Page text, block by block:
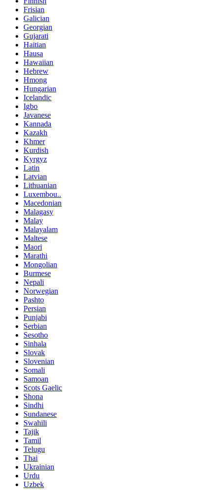
Frisian
Galician
Georgian
Gujarati
Haitian
Hausa
Hawaiian
Hebrew
Hmong
Hungarian
Icelandic
Igbo
Javanese
Kannada
Kazakh
Khmer
Kurdish
Kyrgyz
Latin
Latvian
Lithuanian
Luxembou..
Macedonian
Malagasy
Malay
Malayalam
Maltese
Maori
Marathi
Mongolian
Burmese
Nepali
Norwegian
Pashto
Persian
Punjabi
Serbian
Sesotho
Sinhala
Slovak
Slovenian
Somali
Samoan
Scots Gaelic
Shona
Sindhi
Sundanese
Swahili
Tajik
Tamil
Telugu
Thai
Ukrainian
Urdu
Uzbek